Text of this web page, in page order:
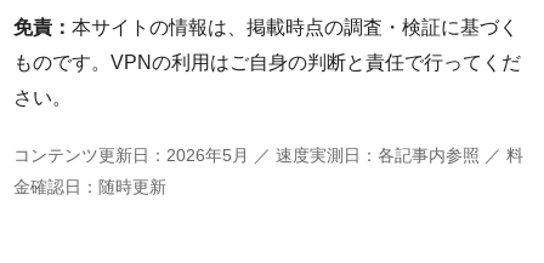
免責：本サイトの情報は、掲載時点の調査・検証に基づく
ものです。VPNの利用はご自身の判断と責任で行ってくだ
さい。
コンテンツ更新日：2026年5月 ／ 速度実測日：各記事内参照 ／ 料
金確認日：随時更新